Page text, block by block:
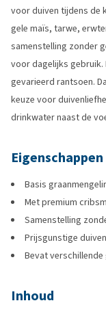
voor duiven tijdens de
gele maïs, tarwe,
samenstelling zonder
voor dagelijks gebruik.
gevarieerd rantsoen.
keuze voor
drinkwater naast de
Eigenschappen
Basis
Met premium
Samenstelling
Prijsgunstige
Bevat verschillende
Inhoud